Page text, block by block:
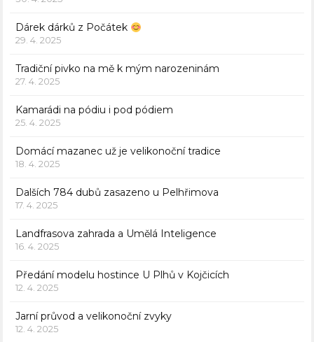
Dárek dárků z Počátek
29. 4. 2025
Tradiční pivko na mě k mým narozeninám
27. 4. 2025
Kamarádi na pódiu i pod pódiem
25. 4. 2025
Domácí mazanec už je velikonoční tradice
18. 4. 2025
Dalších 784 dubů zasazeno u Pelhřimova
17. 4. 2025
Landfrasova zahrada a Umělá Inteligence
16. 4. 2025
Předání modelu hostince U Plhů v Kojčicích
12. 4. 2025
Jarní průvod a velikonoční zvyky
12. 4. 2025